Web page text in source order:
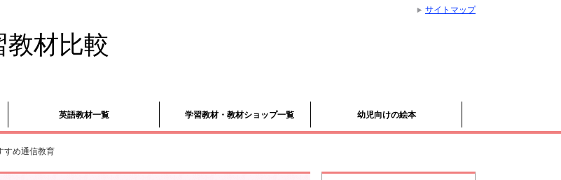
材比較
英語教材一覧 学習教材・教材ショップ一覧 幼児向けの絵本
すめ通信教育
サイトマップ